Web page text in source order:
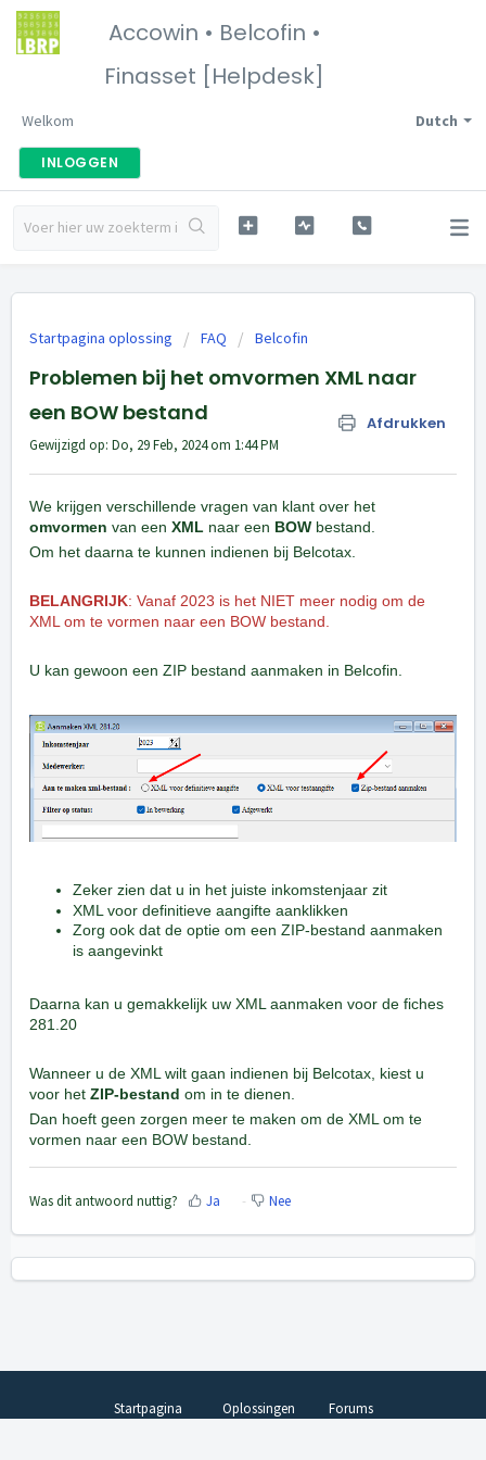
Accowin • Belcofin •
Finasset [Helpdesk]
Dutch
Welkom
INLOGGEN
Startpagina oplossing FAQ Belcofin
Problemen bij het omvormen XML naar
een BOW bestand
Afdrukken
Gewijzigd op: Do, 29 Feb, 2024 om 1:44 PM
We krijgen verschillende vragen van klant over het
omvormen van een XML naar een BOW bestand.
Om het daarna te kunnen indienen bij Belcotax.
BELANGRIJK: Vanaf 2023 is het NIET meer nodig om de
XML om te vormen naar een BOW bestand.
U kan gewoon een ZIP bestand aanmaken in Belcofin.
Zeker zien dat u in het juiste inkomstenjaar zit
XML voor definitieve aangifte aanklikken
Zorg ook dat de optie om een ZIP-bestand aanmaken
is aangevinkt
Daarna kan u gemakkelijk uw XML aanmaken voor de fiches
281.20
Wanneer u de XML wilt gaan indienen bij Belcotax, kiest u
voor het ZIP-bestand om in te dienen.
Dan hoeft geen zorgen meer te maken om de XML om te
vormen naar een BOW bestand.
Was dit antwoord nuttig? Ja Nee
Startpagina Oplossingen Forums